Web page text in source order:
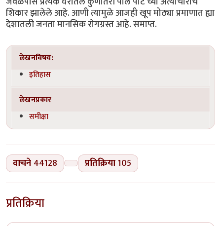
शिकार झालेले आहे. आणी त्यामुळे आजही खूप मोठ्या प्रमाणात ह्या
देशातली जनता मानसिक रोगग्रस्त आहे. समाप्त.
लेखनविषय:
इतिहास
लेखनप्रकार
समीक्षा
वाचने 44128 प्रतिक्रिया105
प्रतिक्रिया